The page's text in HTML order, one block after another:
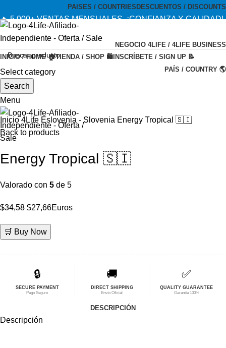
PAISES / COUNTRIES DESCUENTOS / DISCOUNTS
🔥 5,000+ VENTAS MENSUALES. ¡CONFIANZA Y CALIDAD!
--- 🔥 5,000+ MONTHLY SALES. TRUST AND QUALITY!
NEGOCIO 4LIFE / 4LIFE BUSINESS
TIENDA OFICIAL / OFFICIAL STORE 🔒
Select category
Search
Menu
INICIO / HOME 🏠TIENDA / SHOP 🛍️ INSCRÍBETE / SIGN UP 📝
PAÍS / COUNTRY 🌎
-20%
Inicio4Life Eslovenia - Slovenia Energy Tropical 🇸🇮
Back to products
Energy Tropical 🇸🇮
Valorado con 5 de 5
$34,58 El
original
$34,58.
$27,66El
$27,66.
Euros
🛒 Buy Now
🔒
SECURE PAYMENT
Pago Seguro
🚚
DIRECT SHIPPING
Envío Oficial
✅
QUALITY GUARANTEE
Garantía 100%
DESCRIPCIÓN
Descripción